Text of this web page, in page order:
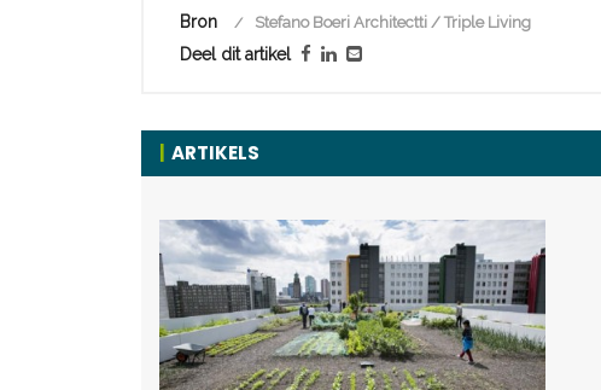
Bron Stefano Boeri Architectti / Triple Living
Deel dit artikel
ARTIKELS